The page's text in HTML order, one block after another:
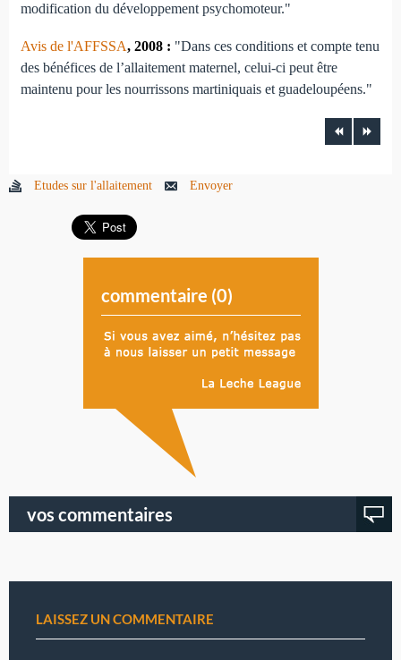
modification du développement psychomoteur."
Avis de l'AFFSSA, 2008 : "Dans ces conditions et compte tenu
des bénéfices de l’allaitement maternel, celui-ci peut être
maintenu pour les nourrissons martiniquais et guadeloupéens."
Etudes sur l'allaitement Envoyer
commentaire (0)
vos commentaires
LAISSEZ UN COMMENTAIRE